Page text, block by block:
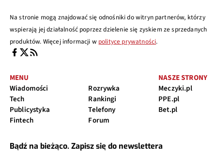
Na stronie mogą znajdować się odnośniki do witryn partnerów, którzy
wspierają jej działalność poprzez dzielenie się zyskiem ze sprzedanych
produktów. Więcej informacji w polityce prywatności.
MENU
Wiadomości
Tech
Publicystyka
Fintech
Rozrywka
Rankingi
Telefony
Forum
NASZE STRONY
Meczyki.pl
PPE.pl
Bet.pl
Bądź na bieżąco. Zapisz się do newslettera